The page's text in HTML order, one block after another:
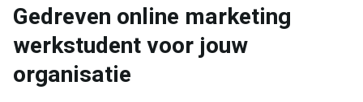
Gedreven online marketing
werkstudent voor jouw
organisatie